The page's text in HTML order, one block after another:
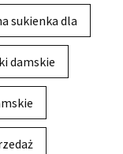
sukienka dla
damskie